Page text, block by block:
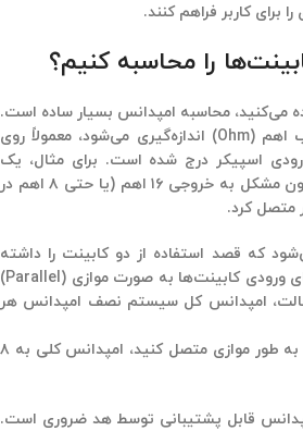
برای کاربر فراهم کنند.
را محاسبه کنیم؟
می‌کنید، محاسبه امپدانس بسیار ساده است.
مقدار امپدانس، که بر حسب اهم (Ohm) اندازه‌گیری می‌شود، معمولاً روی
اسپیکر درج شده است. برای مثال، یک
کابینت ۱۶ اهم را می‌توان بدون مشکل به خروجی ۱۶ اهم (یا حتی ۸ اهم در
متصل کرد.
که قصد استفاده از دو کابینت را داشته
ورودی کابینت‌ها به صورتموازی (Parallel)
امپدانس کل سیستم نصف امپدانس هر
مثلاً اگر دو کابینت ۱۶ اهم را به طور موازی متصل کنید، امپدانس کلی به ۸
قابل پشتیبانی توسط هد ضروری است.